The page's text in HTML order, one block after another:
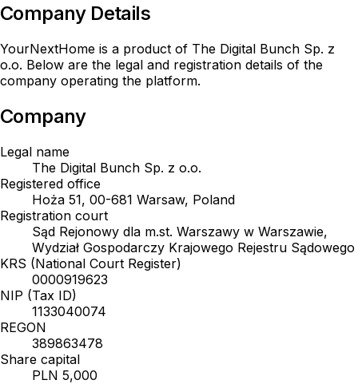
Company Details
YourNextHome is a product of The Digital Bunch Sp. z
o.o. Below are the legal and registration details of the
company operating the platform.
Company
Legal name
The Digital Bunch Sp. z o.o.
Registered office
Hoża 51, 00-681 Warsaw, Poland
Registration court
Sąd Rejonowy dla m.st. Warszawy w Warszawie,
Wydział Gospodarczy Krajowego Rejestru Sądowego
KRS (National Court Register)
0000919623
NIP (Tax ID)
1133040074
REGON
389863478
Share capital
PLN 5,000